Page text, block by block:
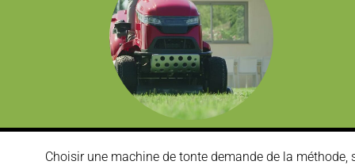
Choisir une machine de tonte demande de la